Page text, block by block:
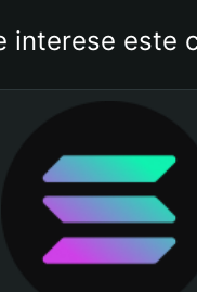
interese este